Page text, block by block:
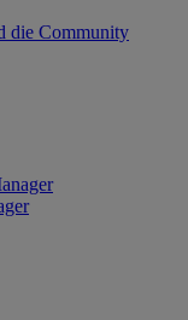
die Community